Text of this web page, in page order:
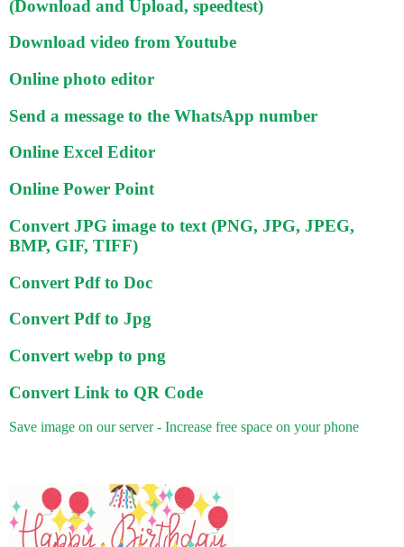
(Download and Upload, speedtest)
Download video from Youtube
Online photo editor
Send a message to the WhatsApp number
Online Excel Editor
Online Power Point
Convert JPG image to text (PNG, JPG, JPEG,
BMP, GIF, TIFF)
Convert Pdf to Doc
Convert Pdf to Jpg
Convert webp to png
Convert Link to QR Code
Save image on our server - Increase free space on your phone